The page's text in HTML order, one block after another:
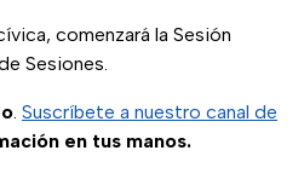
comenzará la Sesión
Sesiones.
. Suscríbete a nuestro canal de
en tus manos.